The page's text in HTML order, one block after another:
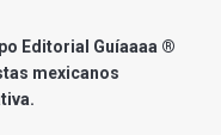
Editorial Guíaaaa ®
mexicanos